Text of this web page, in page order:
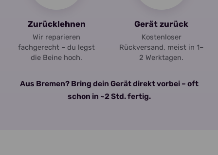
Zurücklehnen
Wir reparieren
fachgerecht – du legst
die Beine hoch.
Gerät zurück
Kostenloser
Rückversand, meist in 1–
2 Werktagen.
Aus Bremen? Bring dein Gerät direkt vorbei – oft
schon in ~2 Std. fertig.